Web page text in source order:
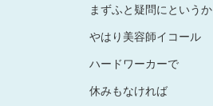
まずふと疑問にというか
やはり美容師イコール
ハードワーカーで
休みもなければ